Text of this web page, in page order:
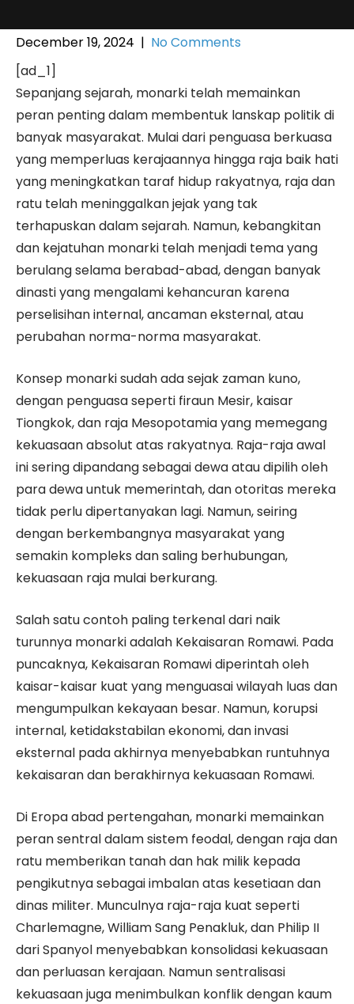
December 19, 2024 | No Comments
[ad_1]
Sepanjang sejarah, monarki telah memainkan
peran penting dalam membentuk lanskap politik di
banyak masyarakat. Mulai dari penguasa berkuasa
yang memperluas kerajaannya hingga raja baik hati
yang meningkatkan taraf hidup rakyatnya, raja dan
ratu telah meninggalkan jejak yang tak
terhapuskan dalam sejarah. Namun, kebangkitan
dan kejatuhan monarki telah menjadi tema yang
berulang selama berabad-abad, dengan banyak
dinasti yang mengalami kehancuran karena
perselisihan internal, ancaman eksternal, atau
perubahan norma-norma masyarakat.
Konsep monarki sudah ada sejak zaman kuno,
dengan penguasa seperti firaun Mesir, kaisar
Tiongkok, dan raja Mesopotamia yang memegang
kekuasaan absolut atas rakyatnya. Raja-raja awal
ini sering dipandang sebagai dewa atau dipilih oleh
para dewa untuk memerintah, dan otoritas mereka
tidak perlu dipertanyakan lagi. Namun, seiring
dengan berkembangnya masyarakat yang
semakin kompleks dan saling berhubungan,
kekuasaan raja mulai berkurang.
Salah satu contoh paling terkenal dari naik
turunnya monarki adalah Kekaisaran Romawi. Pada
puncaknya, Kekaisaran Romawi diperintah oleh
kaisar-kaisar kuat yang menguasai wilayah luas dan
mengumpulkan kekayaan besar. Namun, korupsi
internal, ketidakstabilan ekonomi, dan invasi
eksternal pada akhirnya menyebabkan runtuhnya
kekaisaran dan berakhirnya kekuasaan Romawi.
Di Eropa abad pertengahan, monarki memainkan
peran sentral dalam sistem feodal, dengan raja dan
ratu memberikan tanah dan hak milik kepada
pengikutnya sebagai imbalan atas kesetiaan dan
dinas militer. Munculnya raja-raja kuat seperti
Charlemagne, William Sang Penakluk, dan Philip II
dari Spanyol menyebabkan konsolidasi kekuasaan
dan perluasan kerajaan. Namun sentralisasi
kekuasaan juga menimbulkan konflik dengan kaum